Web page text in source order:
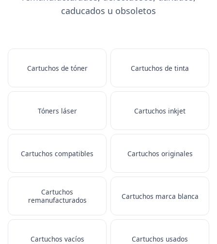
caducados u obsoletos
Cartuchos de tóner Cartuchos de tinta
Tóners láser Cartuchos inkjet
Cartuchos compatibles Cartuchos originales
Cartuchos
remanufacturados
Cartuchos marca blanca
Cartuchos vacíos Cartuchos usados